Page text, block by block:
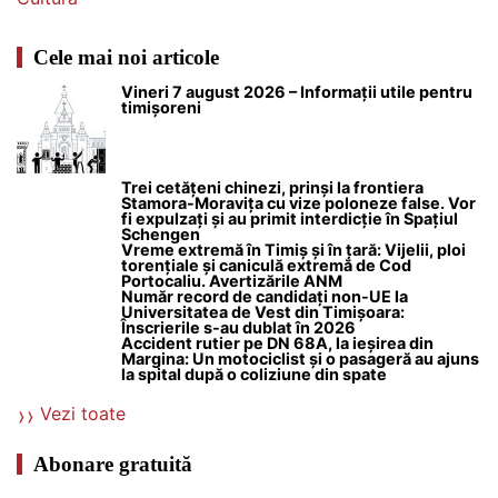
Cele mai noi articole
Vineri 7 august 2026 – Informații utile pentru
timișoreni
Trei cetățeni chinezi, prinși la frontiera
Stamora-Moravița cu vize poloneze false. Vor
fi expulzați și au primit interdicție în Spațiul
Schengen
Vreme extremă în Timiș și în țară: Vijelii, ploi
torențiale și caniculă extremă de Cod
Portocaliu. Avertizările ANM
Număr record de candidați non-UE la
Universitatea de Vest din Timișoara:
Înscrierile s-au dublat în 2026
Accident rutier pe DN 68A, la ieșirea din
Margina: Un motociclist și o pasageră au ajuns
la spital după o coliziune din spate
Vezi toate
Abonare gratuită